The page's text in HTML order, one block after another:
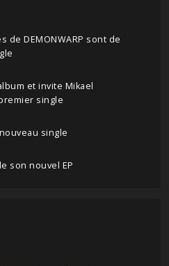
de DEMONWARP sont de
et invite Mikael
single
single
son nouvel EP